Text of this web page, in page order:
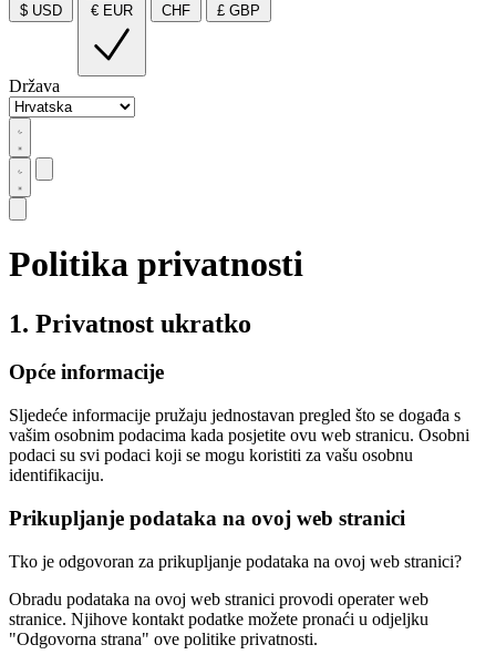
$ USD € EUR CHF £ GBP
Država
Politika privatnosti
1. Privatnost ukratko
Opće informacije
Sljedeće informacije pružaju jednostavan pregled što se događa s
vašim osobnim podacima kada posjetite ovu web stranicu. Osobni
podaci su svi podaci koji se mogu koristiti za vašu osobnu
identifikaciju.
Prikupljanje podataka na ovoj web stranici
Tko je odgovoran za prikupljanje podataka na ovoj web stranici?
Obradu podataka na ovoj web stranici provodi operater web
stranice. Njihove kontakt podatke možete pronaći u odjeljku
"Odgovorna strana" ove politike privatnosti.